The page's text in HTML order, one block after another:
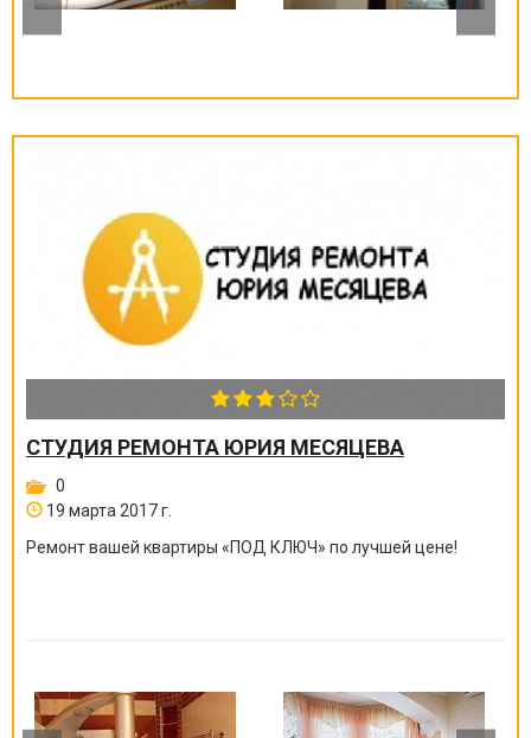
СТУДИЯ РЕМОНТА ЮРИЯ МЕСЯЦЕВА
0
19 марта 2017 г.
Ремонт вашей квартиры «ПОД КЛЮЧ» по лучшей цене!